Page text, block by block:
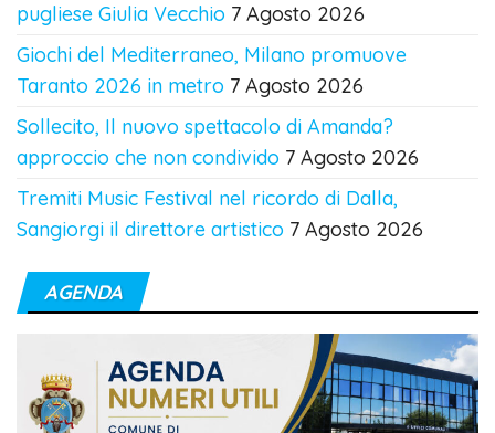
pugliese Giulia Vecchio 7 Agosto 2026
Giochi del Mediterraneo, Milano promuove
Taranto 2026 in metro 7 Agosto 2026
Sollecito, Il nuovo spettacolo di Amanda?
approccio che non condivido 7 Agosto 2026
Tremiti Music Festival nel ricordo di Dalla,
Sangiorgi il direttore artistico 7 Agosto 2026
AGENDA